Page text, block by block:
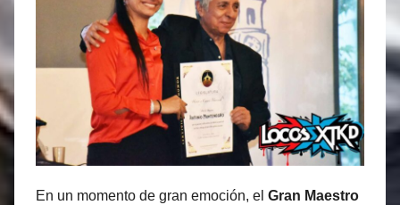
En un momento de gran emoción, el Gran Maestro